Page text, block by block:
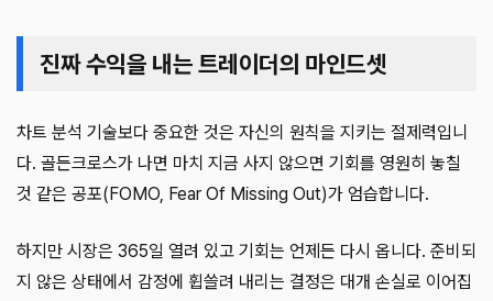
진짜 수익을 내는 트레이더의 마인드셋
차트 분석 기술보다 중요한 것은 자신의 원칙을 지키는 절제력입니
다. 골든크로스가 나면 마치 지금 사지 않으면 기회를 영원히 놓칠
것 같은 공포(FOMO, Fear Of Missing Out)가 엄습합니다.
하지만 시장은 365일 열려 있고 기회는 언제든 다시 옵니다. 준비되
지 않은 상태에서 감정에 휩쓸려 내리는 결정은 대개 손실로 이어집